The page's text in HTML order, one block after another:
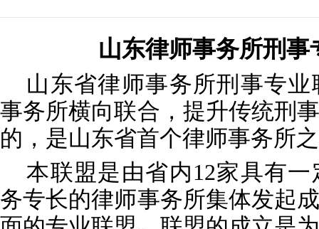
山东律师事务所刑事
山东省律师事务所刑事专
事务所横向联合，提升传统刑
的，是山东省首个律师事务所
本联盟是由省内12家具有
务专长的律师事务所集体发起